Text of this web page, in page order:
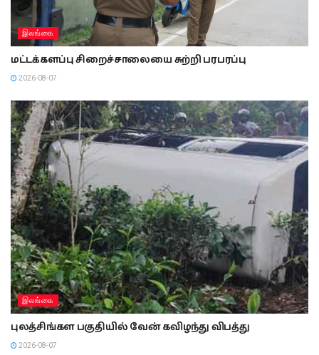
இலங்கை
மட்டக்களப்பு சிறைச்சாலையை சுற்றி பரபரப்பு
2026-08-07
இலங்கை
புலத்சிங்கள பகுதியில் வேன் கவிழந்து விபத்து
2026-08-07